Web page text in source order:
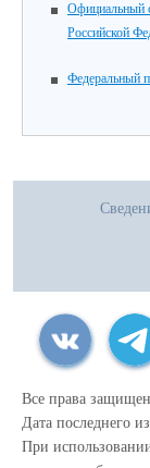
Официальный
Российской
Федеральный
Все права
Дата последнего
При